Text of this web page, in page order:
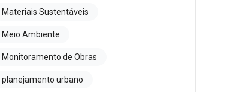
Materiais Sustentáveis
Meio Ambiente
Monitoramento de Obras
planejamento urbano